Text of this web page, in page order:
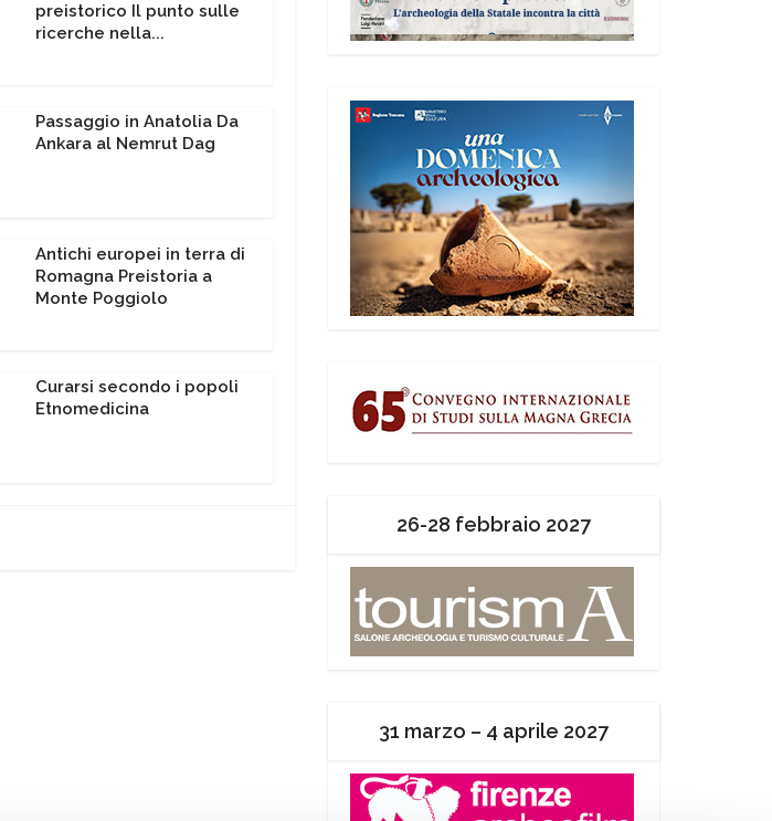
preistorico Il punto sulle
ricerche nella...
Passaggio in Anatolia Da
Ankara al Nemrut Dag
Antichi europei in terra di
Romagna Preistoria a
Monte Poggiolo
Curarsi secondo i popoli
Etnomedicina
26-28 febbraio 2027
31 marzo – 4 aprile 2027